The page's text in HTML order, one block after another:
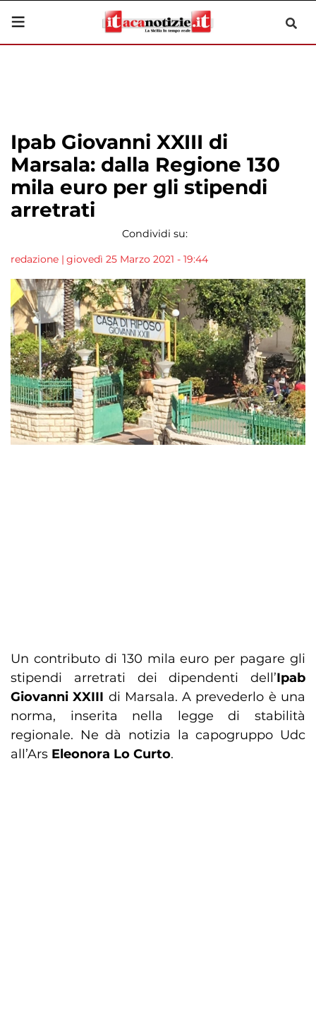
Ipab Giovanni XXIII di
Marsala: dalla Regione 130
mila euro per gli stipendi
arretrati
Condividi su:
redazione | giovedì 25 Marzo 2021 - 19:44
Un contributo di 130 mila euro per pagare gli
stipendi arretrati dei dipendenti dell’Ipab
Giovanni XXIII di Marsala. A prevederlo è una
norma, inserita nella legge di stabilità
regionale. Ne dà notizia la capogruppo Udc
all’Ars Eleonora Lo Curto.